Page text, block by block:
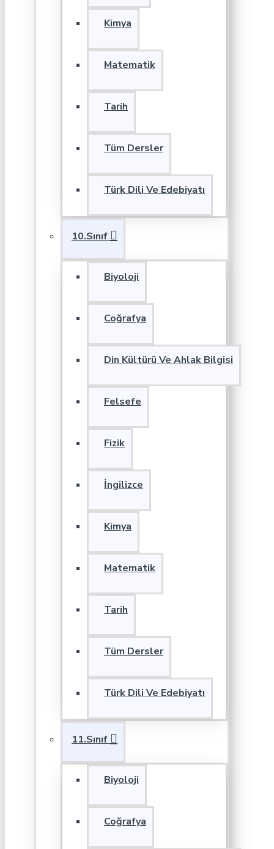
Kimya
Matematik
Tarih
Tüm Dersler
Türk Dili Ve Edebiyatı
10.Sınıf
Biyoloji
Coğrafya
Din Kültürü Ve Ahlak Bilgisi
Felsefe
Fizik
İngilizce
Kimya
Matematik
Tarih
Tüm Dersler
Türk Dili Ve Edebiyatı
11.Sınıf
Biyoloji
Coğrafya